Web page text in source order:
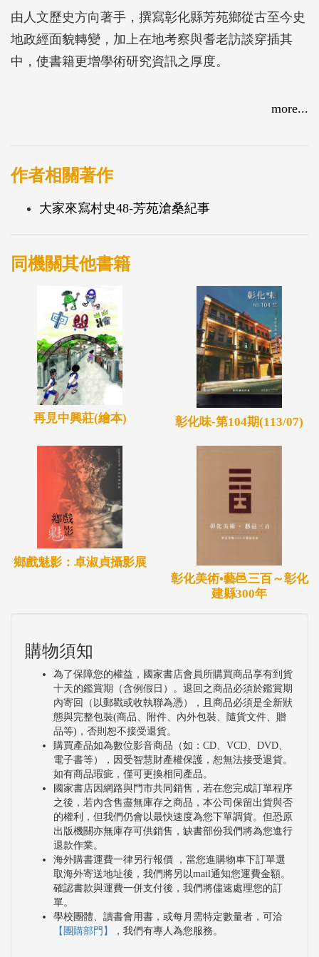
由人文歷史方向著手，撰寫彰化縣芳苑鄉從古至今史
地政經面貌轉變，加上在地考察與耆老訪談穿插其
中，使書籍更增學術研究資訊之厚度。
more...
作者相關著作
大家來寫村史48-芳苑滄桑紀事
同機關其他書籍
再見中興莊(繪本) 彰化味-第104期(113/07)
鄉戲魅影：卓淑貞攝影展
彰化美術•藝邑三百～彰化
建縣300年
購物須知
為了保障您的權益，國家書店會員所購買商品享有到貨
十天的鑑賞期（含例假日）。退回之商品必須於鑑賞期
內寄回（以郵戳或收執聯為憑），且商品必須是全新狀
態與完整包裝(商品、附件、內外包裝、隨貨文件、贈
品等)，否則恕不接受退貨。
購買產品如為數位影音商品（如：CD、VCD、DVD、
電子書等），因受智慧財產權保護，恕無法接受退貨。
如有商品瑕疵，僅可更換相同產品。
國家書店因網路與門市共同銷售，若在您完成訂單程序
之後，若內含售盡無庫存之商品，本公司保留出貨與否
的權利，但我們仍會以最快速度為您下單調貨。但恐原
出版機關亦無庫存可供銷售，缺書部份我們將為您進行
退款作業。
海外購書運費一律另行報價 ，當您進購物車下訂單選
取海外寄送地址後，我們將另以mail通知您運費金額。
確認書款與運費一併支付後，我們將儘速處理您的訂
單。
學校團體、讀書會用書，或每月需特定數量者，可洽
【團購部門】
，我們有專人為您服務。